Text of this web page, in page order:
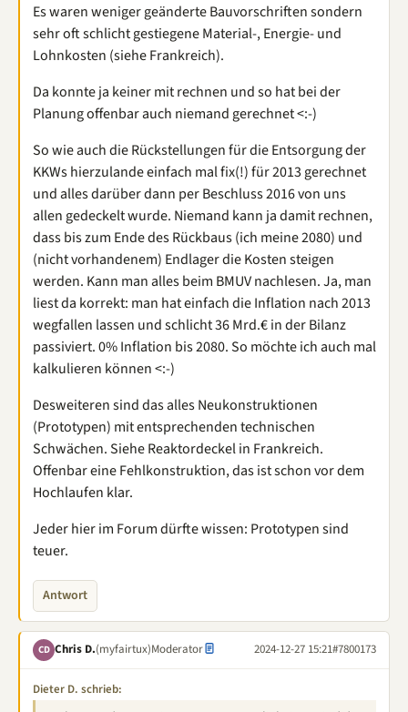
Es waren weniger geänderte Bauvorschriften sondern
sehr oft schlicht gestiegene Material-, Energie- und
Lohnkosten (siehe Frankreich).
Da konnte ja keiner mit rechnen und so hat bei der
Planung offenbar auch niemand gerechnet <:-)
So wie auch die Rückstellungen für die Entsorgung der
KKWs hierzulande einfach mal fix(!) für 2013 gerechnet
und alles darüber dann per Beschluss 2016 von uns
allen gedeckelt wurde. Niemand kann ja damit rechnen,
dass bis zum Ende des Rückbaus (ich meine 2080) und
(nicht vorhandenem) Endlager die Kosten steigen
werden. Kann man alles beim BMUV nachlesen. Ja, man
liest da korrekt: man hat einfach die Inflation nach 2013
wegfallen lassen und schlicht 36 Mrd.€ in der Bilanz
passiviert. 0% Inflation bis 2080. So möchte ich auch mal
kalkulieren können <:-)
Desweiteren sind das alles Neukonstruktionen
(Prototypen) mit entsprechenden technischen
Schwächen. Siehe Reaktordeckel in Frankreich.
Offenbar eine Fehlkonstruktion, das ist schon vor dem
Hochlaufen klar.
Jeder hier im Forum dürfte wissen: Prototypen sind
teuer.
Antwort
CD Chris D.(myfairtux)Moderator 2024-12-27 15:21#7800173
Dieter D. schrieb: